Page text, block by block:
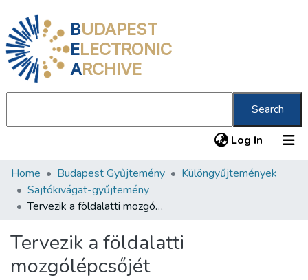
BUDAPEST
ELECTRONIC
ARCHIVE
Search
Log In (current)
Communities & Collections
All of DSpace
Home Budapest Gyűjtemény
Különgyűjtemények
Sajtókivágat-gyűjtemény
Tervezik a földalatti mozgólépcsőjét
Tervezik a földalatti
mozgólépcsőjét